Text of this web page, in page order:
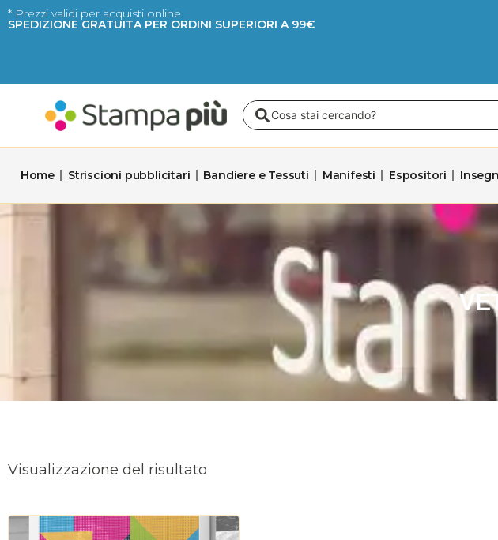
Vai
al
* Prezzi validi per acquisti online
SPEDIZIONE GRATUITA PER ORDINI SUPERIORI A 99€
Search
Home Striscioni pubblicitari Bandiere e Tessuti Manifesti Espositori
Visualizzazione del risultato